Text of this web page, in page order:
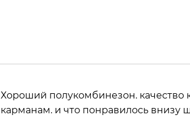
Хороший полукомбинезон. качество
карманам. и что понравилось внизу